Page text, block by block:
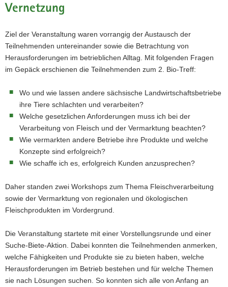
Vernetzung
Ziel der Veranstaltung waren vorrangig der Austausch der
Teilnehmenden untereinander sowie die Betrachtung von
Herausforderungen im betrieblichen Alltag. Mit folgenden Fragen
im Gepäck erschienen die Teilnehmenden zum 2. Bio-Treff:
Wo und wie lassen andere sächsische Landwirtschaftsbetriebe
ihre Tiere schlachten und verarbeiten?
Welche gesetzlichen Anforderungen muss ich bei der
Verarbeitung von Fleisch und der Vermarktung beachten?
Wie vermarkten andere Betriebe ihre Produkte und welche
Konzepte sind erfolgreich?
Wie schaffe ich es, erfolgreich Kunden anzusprechen?
Daher standen zwei Workshops zum Thema Fleischverarbeitung
sowie der Vermarktung von regionalen und ökologischen
Fleischprodukten im Vordergrund.
Die Veranstaltung startete mit einer Vorstellungsrunde und einer
Suche-Biete-Aktion. Dabei konnten die Teilnehmenden anmerken,
welche Fähigkeiten und Produkte sie zu bieten haben, welche
Herausforderungen im Betrieb bestehen und für welche Themen
sie nach Lösungen suchen. So konnten sich alle von Anfang an